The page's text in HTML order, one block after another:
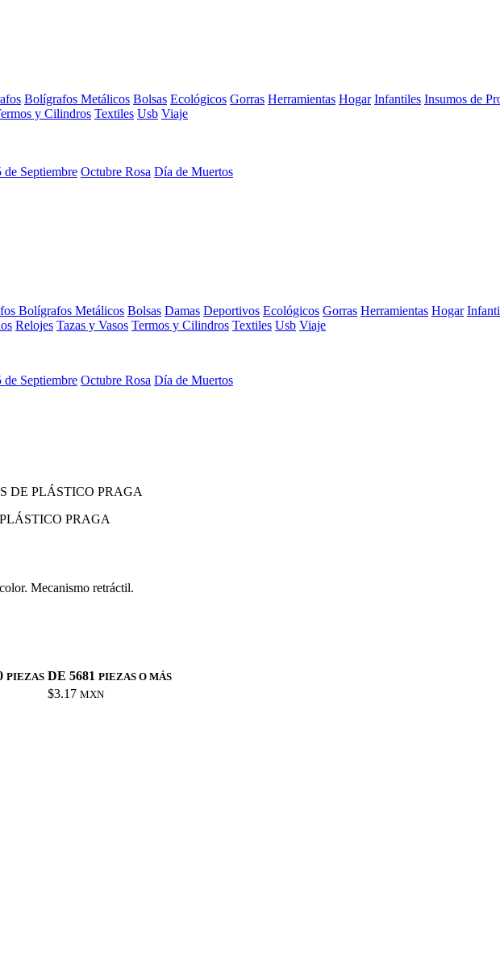
Bolígrafos Metálicos Bolsas Ecológicos Gorras Herramientas Hogar Infantiles Insumos de
y Cilindros Textiles Usb Viaje
de Septiembre Octubre Rosa Día de Muertos
Bolígrafos Metálicos Bolsas Damas Deportivos Ecológicos Gorras Herramientas Hogar
Relojes Tazas y Vasos Termos y Cilindros Textiles Usb Viaje
de Septiembre Octubre Rosa Día de Muertos
DE PLÁSTICO PRAGA
PRAGA
Mecanismo retráctil.
PIEZAS DE 5681 PIEZAS O MÁS
$3.17 MXN